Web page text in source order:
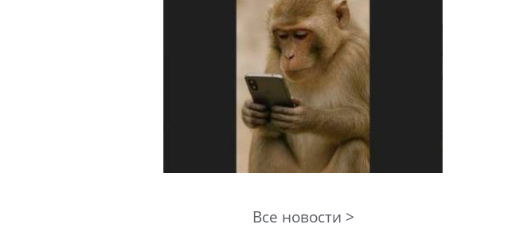
Все новости >